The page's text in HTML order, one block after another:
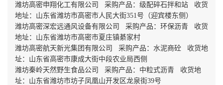
潍坊高密申翔化工有限公司 采购产品：级配碎石拌和站 收货
地址：山东省潍坊市高密市人民大街351号（迎宾楼东侧）
潍坊高密深宏远通风设备有限公司 采购产品：环保沥青 收货
地址：山东省潍坊市高密市夏庄镇綦家村
潍坊高密航天新光集团有限公司 采购产品：水泥商砼 收货地
址：山东省高密市康成大街中段农业局西侧
潍坊秦岭天然野生食品公司 采购产品：中粒式沥青 收货地
址：山东省潍坊市坊子凤凰山开发区龙泉街39号